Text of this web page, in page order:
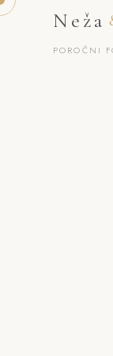
Neža
POROČNI